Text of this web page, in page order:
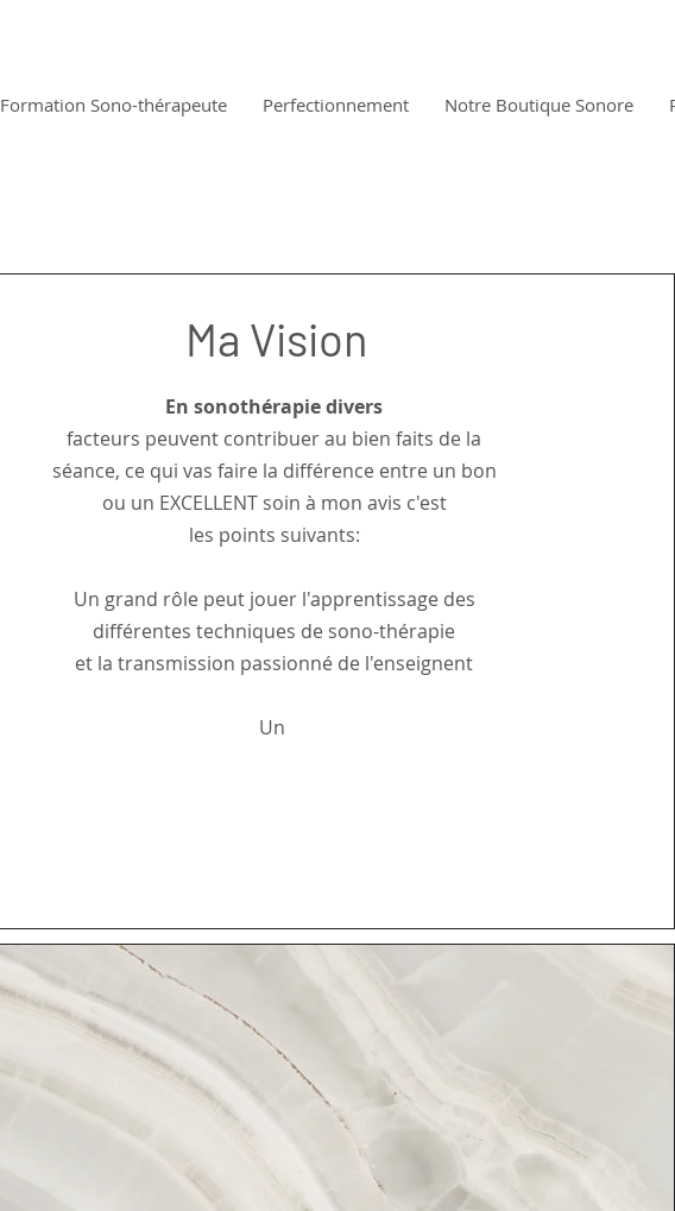
Formation Sono-thérapeute Perfectionnement Notre Boutique Sonore
Ma Vision
En sonothérapie divers
facteurs peuvent contribuer au bien faits de la
séance, ce qui vas faire la différence entre un bon
ou un EXCELLENT soin à mon avis c'est
les points suivants:
Un grand rôle peut jouer l'apprentissage des
différentes techniques de sono-thérapie
et la transmission passionné de l'enseignent
Un